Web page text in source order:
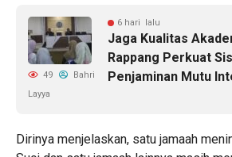
6 hari lalu
Jaga Kualitas
Rappang Perkuat
Penjaminan Mutu
49
Bahri
Layya
Dirinya menjelaskan, satu jamaah